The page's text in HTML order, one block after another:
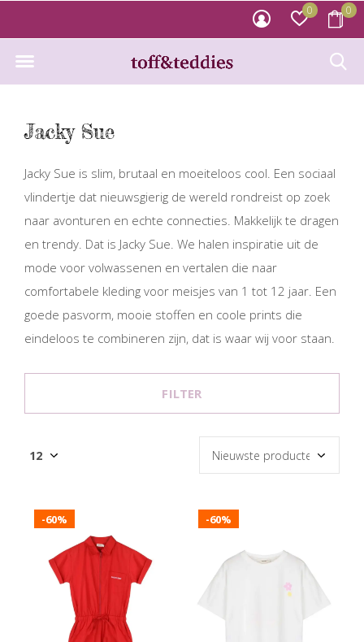
0 0
Jacky Sue
Jacky Sue is slim, brutaal en moeiteloos cool. Een sociaal
vlindertje dat nieuwsgierig de wereld rondreist op zoek
naar avonturen en echte connecties. Makkelijk te dragen
en trendy. Dat is Jacky Sue. We halen inspiratie uit de
mode voor volwassenen en vertalen die naar
comfortabele kleding voor meisjes van 1 tot 12 jaar. Een
goede pasvorm, mooie stoffen en coole prints die
eindeloos te combineren zijn, dat is waar wij voor staan.
FILTER
-60% -60%